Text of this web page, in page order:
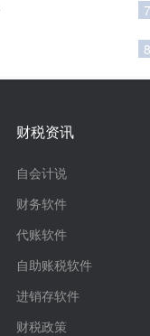
7
8
财税资讯
自会计说
财务软件
代账软件
自助账税软件
进销存软件
财税政策